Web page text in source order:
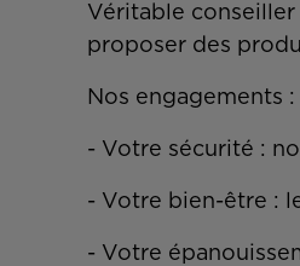
Véritable
proposer des
Nos engagements :
- Votre sécurité :
- Votre bien-être :
- Votre